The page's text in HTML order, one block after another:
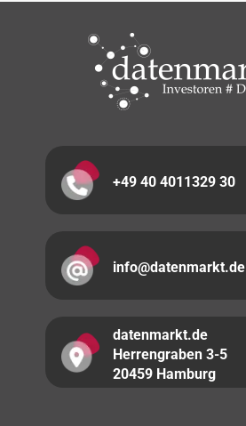
+49 40 4011329 30
info@datenmarkt.de
datenmarkt.de
Herrengraben 3-5
20459 Hamburg